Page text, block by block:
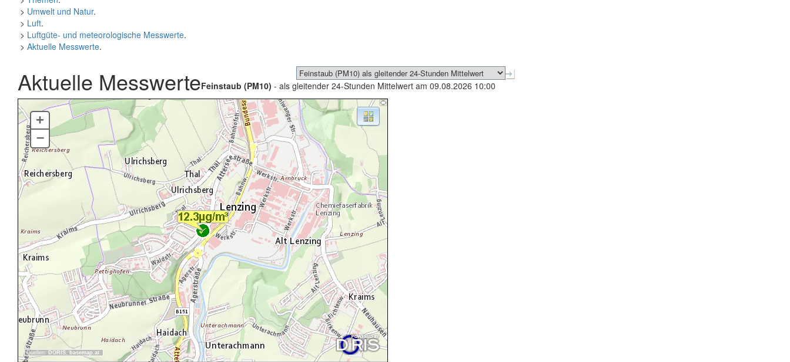
> Umwelt und Natur.
> Luft.
> Luftgüte- und meteorologische Messwerte.
> Aktuelle Messwerte.
Aktuelle MesswerteFeinstaub (PM10) - als gleitender 24-Stunden Mittelwert am 09.08.2026 10:00
Quellen: DORIS, basemap.at
+
–